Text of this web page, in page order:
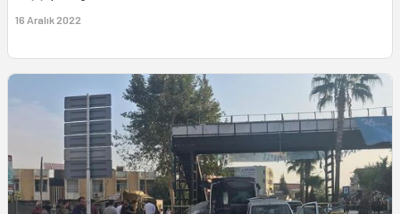
16 Aralık 2022